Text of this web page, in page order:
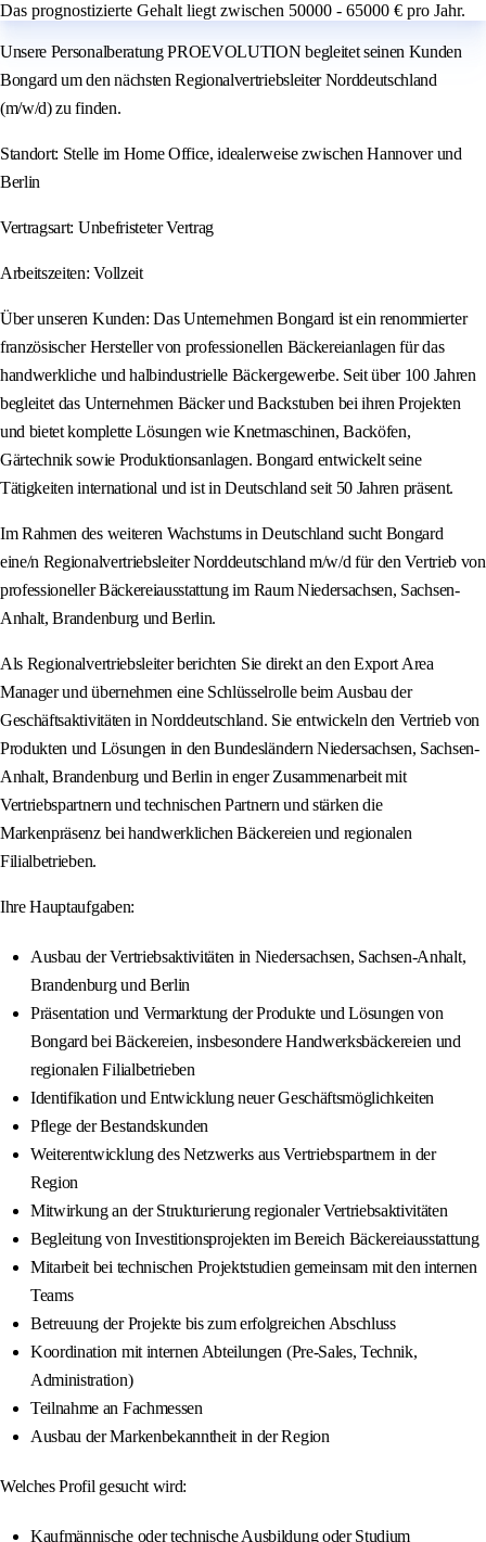
Das prognostizierte Gehalt liegt zwischen 50000 - 65000 € pro Jahr.
Unsere Personalberatung PROEVOLUTION begleitet seinen Kunden
Bongard um den nächsten Regionalvertriebsleiter Norddeutschland
(m/w/d) zu finden.
Standort: Stelle im Home Office, idealerweise zwischen Hannover und
Berlin
Vertragsart: Unbefristeter Vertrag
Arbeitszeiten: Vollzeit
Über unseren Kunden: Das Unternehmen Bongard ist ein renommierter
französischer Hersteller von professionellen Bäckereianlagen für das
handwerkliche und halbindustrielle Bäckergewerbe. Seit über 100 Jahren
begleitet das Unternehmen Bäcker und Backstuben bei ihren Projekten
und bietet komplette Lösungen wie Knetmaschinen, Backöfen,
Gärtechnik sowie Produktionsanlagen. Bongard entwickelt seine
Tätigkeiten international und ist in Deutschland seit 50 Jahren präsent.
Im Rahmen des weiteren Wachstums in Deutschland sucht Bongard
eine/n Regionalvertriebsleiter Norddeutschland m/w/d für den Vertrieb von
professioneller Bäckereiausstattung im Raum Niedersachsen, Sachsen-
Anhalt, Brandenburg und Berlin.
Als Regionalvertriebsleiter berichten Sie direkt an den Export Area
Manager und übernehmen eine Schlüsselrolle beim Ausbau der
Geschäftsaktivitäten in Norddeutschland. Sie entwickeln den Vertrieb von
Produkten und Lösungen in den Bundesländern Niedersachsen, Sachsen-
Anhalt, Brandenburg und Berlin in enger Zusammenarbeit mit
Vertriebspartnern und technischen Partnern und stärken die
Markenpräsenz bei handwerklichen Bäckereien und regionalen
Filialbetrieben.
Ihre Hauptaufgaben:
Ausbau der Vertriebsaktivitäten in Niedersachsen, Sachsen-Anhalt,
Brandenburg und Berlin
Präsentation und Vermarktung der Produkte und Lösungen von
Bongard bei Bäckereien, insbesondere Handwerksbäckereien und
regionalen Filialbetrieben
Identifikation und Entwicklung neuer Geschäftsmöglichkeiten
Pflege der Bestandskunden
Weiterentwicklung des Netzwerks aus Vertriebspartnern in der
Region
Mitwirkung an der Strukturierung regionaler Vertriebsaktivitäten
Begleitung von Investitionsprojekten im Bereich Bäckereiausstattung
Mitarbeit bei technischen Projektstudien gemeinsam mit den internen
Teams
Betreuung der Projekte bis zum erfolgreichen Abschluss
Koordination mit internen Abteilungen (Pre-Sales, Technik,
Administration)
Teilnahme an Fachmessen
Ausbau der Markenbekanntheit in der Region
Welches Profil gesucht wird:
Kaufmännische oder technische Ausbildung oder Studium